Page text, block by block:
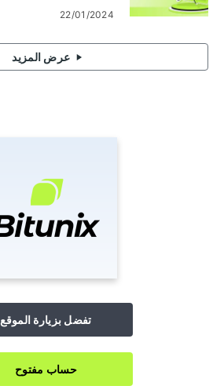
22/01/2024
عرض المزيد
تفضل بزيارة الموقع
حساب مفتوح